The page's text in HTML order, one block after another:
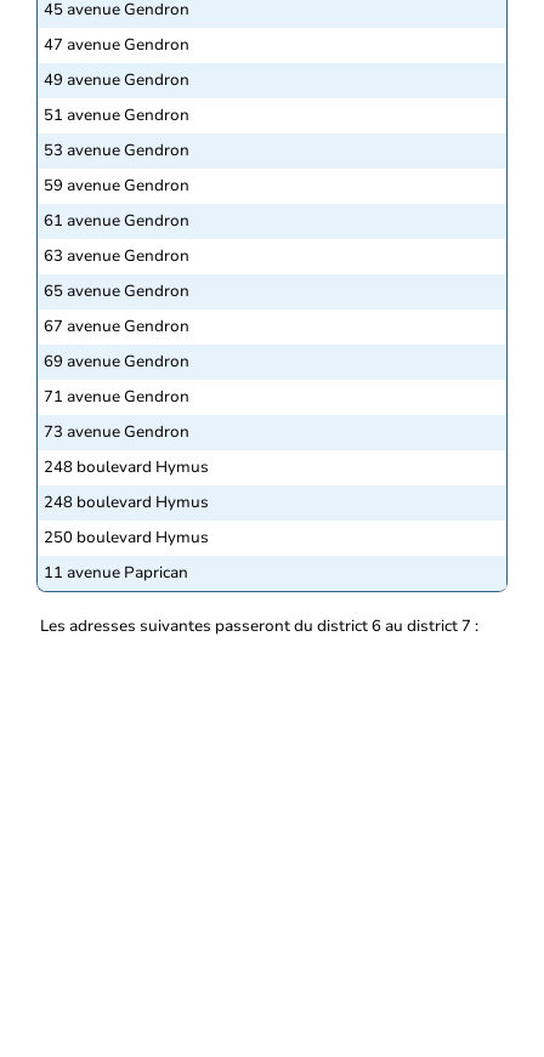
45 avenue Gendron
47 avenue Gendron
49 avenue Gendron
51 avenue Gendron
53 avenue Gendron
59 avenue Gendron
61 avenue Gendron
63 avenue Gendron
65 avenue Gendron
67 avenue Gendron
69 avenue Gendron
71 avenue Gendron
73 avenue Gendron
248 boulevard Hymus
248 boulevard Hymus
250 boulevard Hymus
11 avenue Paprican
Les adresses suivantes passeront du district 6 au district 7 :